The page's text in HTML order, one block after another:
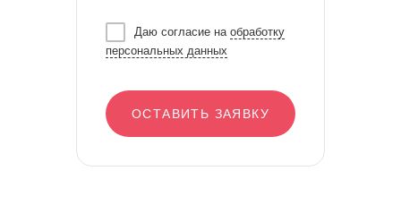
Даю согласие на обработку
персональных данных
ОСТАВИТЬ ЗАЯВКУ